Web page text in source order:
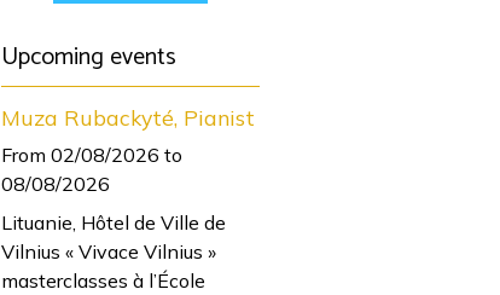
Upcoming events
Muza Rubackyté, Pianist
From 02/08/2026 to
08/08/2026
Lituanie, Hôtel de Ville de
Vilnius « Vivace Vilnius »
masterclasses à l’École